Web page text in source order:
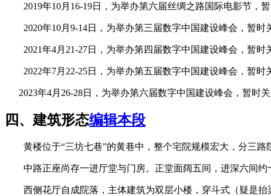
2019年10月16-19日，为举办第六届丝绸之路国际电影节，暂
2020年10月9-14日，为举办第三届数字中国建设峰会，暂时
2021年4月21-27日，为举办第四届数字中国建设峰会，暂时
2022年7月22-25日，为举办第五届数字中国建设峰会，暂时
2023年4月26-28日，为举办第六届数字中国建设峰会，暂时关
四、建筑形态编辑本段
黄楼位于“三坊七巷”的黄巷中，整个宅院规模宏大，分三路
中路正座尚存一进厅堂与门房。正堂面阔五间，进深六间约
西侧花厅自成院落，主体建筑为双层小楼，穿斗式（疑是抬